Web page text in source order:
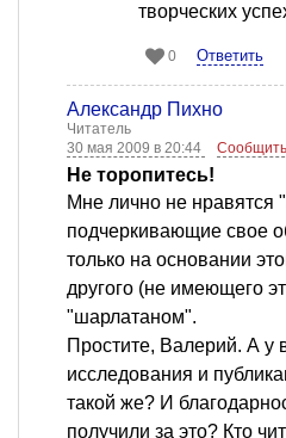
творческих
0 Ответить
Александр Пихно
Читатель
30 мая 2009 в 20:44
Не торопитесь!
Мне лично не нравятся
подчеркивающие свое
только на основании
другого (не имеющего
"шарлатаном".
Простите, Валерий. А у
исследования и
такой же? И
получили за это? Кто